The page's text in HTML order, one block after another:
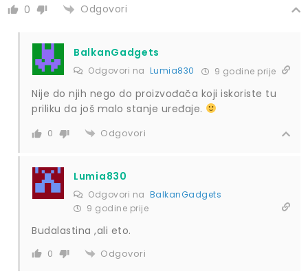
0 Odgovori
BalkanGadgets
Odgovori na Lumia830 9 godine prije
Nije do njih nego do proizvođača koji iskoriste tu
priliku da još malo stanje uređaje.
0 Odgovori
Lumia830
Odgovori na BalkanGadgets
9 godine prije
Budalastina ,ali eto.
0 Odgovori